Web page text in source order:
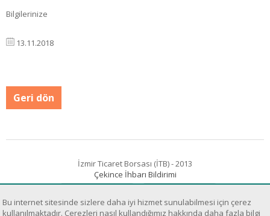
Bilgilerinize
13.11.2018
Geri dön
İzmir Ticaret Borsası (İTB) - 2013
Çekince İhbarı Bildirimi
Bu internet sitesinde sizlere daha iyi hizmet sunulabilmesi için çerez
kullanılmaktadır. Çerezleri nasıl kullandığımız hakkında daha fazla bilgi